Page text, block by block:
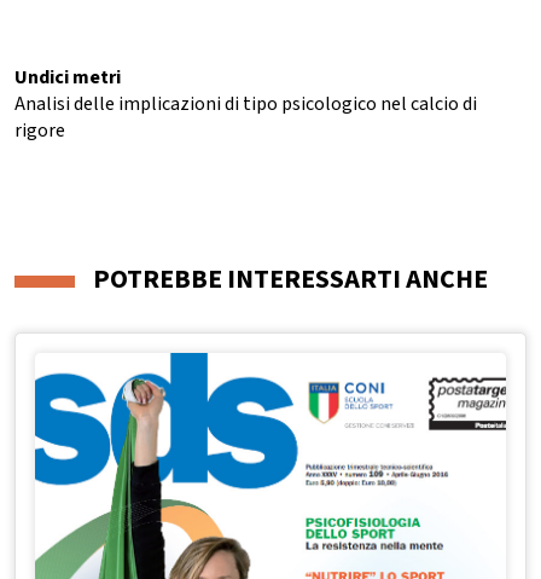
Undici metri
Analisi delle implicazioni di tipo psicologico nel calcio di
rigore
POTREBBE INTERESSARTI ANCHE